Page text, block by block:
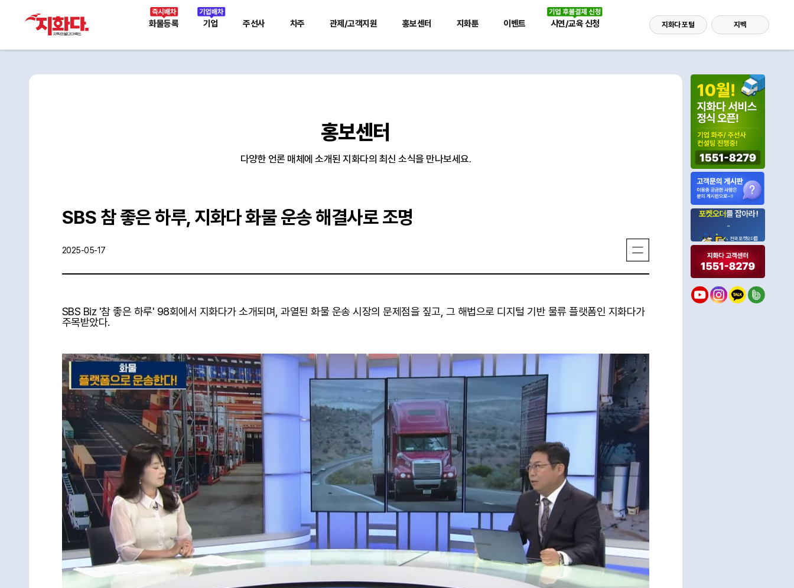
화물등록 기업 주선사 차주 관제/고객지원 홍보센터 지화툰 이벤트 시연/교육 신청 지화다 포털 지벡
홍보센터
다양한 언론 매체에 소개된 지화다의 최신 소식을 만나보세요.
SBS 참 좋은 하루, 지화다 화물 운송 해결사로 조명
2025-05-17
SBS Biz '참 좋은 하루' 98회에서 지화다가 소개되며, 과열된 화물 운송 시장의 문제점을 짚고, 그 해법으로 디지털 기반 물류 플랫폼인 지화다가
주목받았다.
포켓오더를 잡아라!